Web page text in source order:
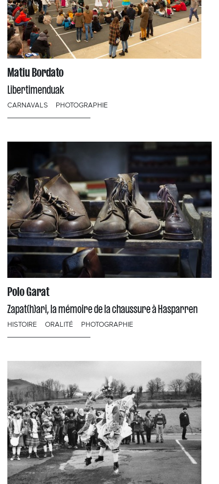
Matiu Bordato
Libertimenduak
CARNAVALS PHOTOGRAPHIE
Polo Garat
Zapat(h)ari, la mémoire de la chaussure à Hasparren
HISTOIRE ORALITÉ PHOTOGRAPHIE